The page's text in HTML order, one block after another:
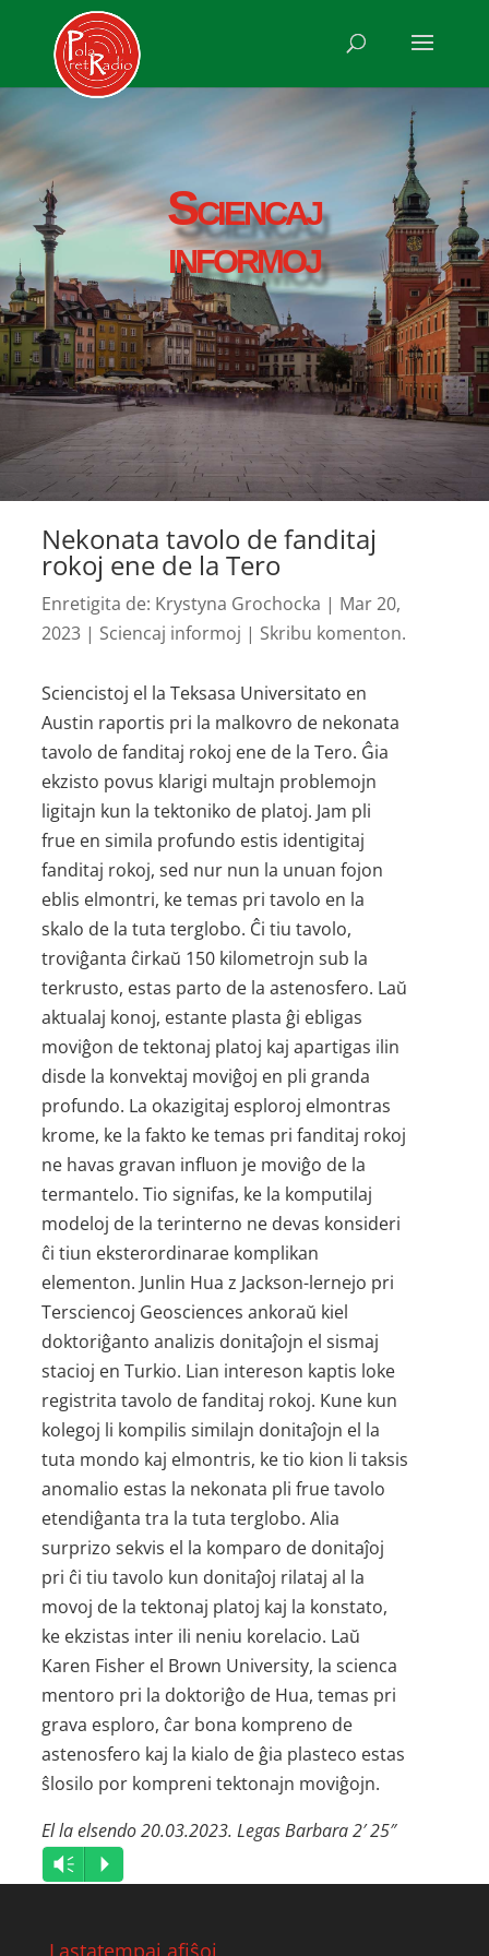
Sciencaj
informoj
Nekonata tavolo de fanditaj
rokoj ene de la Tero
Enretigita de: Krystyna Grochocka | Mar 20,
2023 | Sciencaj informoj | Skribu komenton.
Sciencistoj el la Teksasa Universitato en
Austin raportis pri la malkovro de nekonata
tavolo de fanditaj rokoj ene de la Tero. Ĝia
ekzisto povus klarigi multajn problemojn
ligitajn kun la tektoniko de platoj. Jam pli
frue en simila profundo estis identigitaj
fanditaj rokoj, sed nur nun la unuan fojon
eblis elmontri, ke temas pri tavolo en la
skalo de la tuta terglobo. Ĉi tiu tavolo,
troviĝanta ĉirkaŭ 150 kilometrojn sub la
terkrusto, estas parto de la astenosfero. Laŭ
aktualaj konoj, estante plasta ĝi ebligas
moviĝon de tektonaj platoj kaj apartigas ilin
disde la konvektaj moviĝoj en pli granda
profundo. La okazigitaj esploroj elmontras
krome, ke la fakto ke temas pri fanditaj rokoj
ne havas gravan influon je moviĝo de la
termantelo. Tio signifas, ke la komputilaj
modeloj de la terinterno ne devas konsideri
ĉi tiun eksterordinarae komplikan
elementon. Junlin Hua z Jackson-lernejo pri
Tersciencoj Geosciences ankoraŭ kiel
doktoriĝanto analizis donitaĵojn el sismaj
stacioj en Turkio. Lian intereson kaptis loke
registrita tavolo de fanditaj rokoj. Kune kun
kolegoj li kompilis similajn donitaĵojn el la
tuta mondo kaj elmontris, ke tio kion li taksis
anomalio estas la nekonata pli frue tavolo
etendiĝanta tra la tuta terglobo. Alia
surprizo sekvis el la komparo de donitaĵoj
pri ĉi tiu tavolo kun donitaĵoj rilataj al la
movoj de la tektonaj platoj kaj la konstato,
ke ekzistas inter ili neniu korelacio. Laŭ
Karen Fisher el Brown University, la scienca
mentoro pri la doktoriĝo de Hua, temas pri
grava esploro, ĉar bona kompreno de
astenosfero kaj la kialo de ĝia plasteco estas
ŝlosilo por kompreni tektonajn moviĝojn.
El la elsendo 20.03.2023. Legas Barbara 2′ 25″
Audio
Player
Vm P
Lastatempaj afiŝoj